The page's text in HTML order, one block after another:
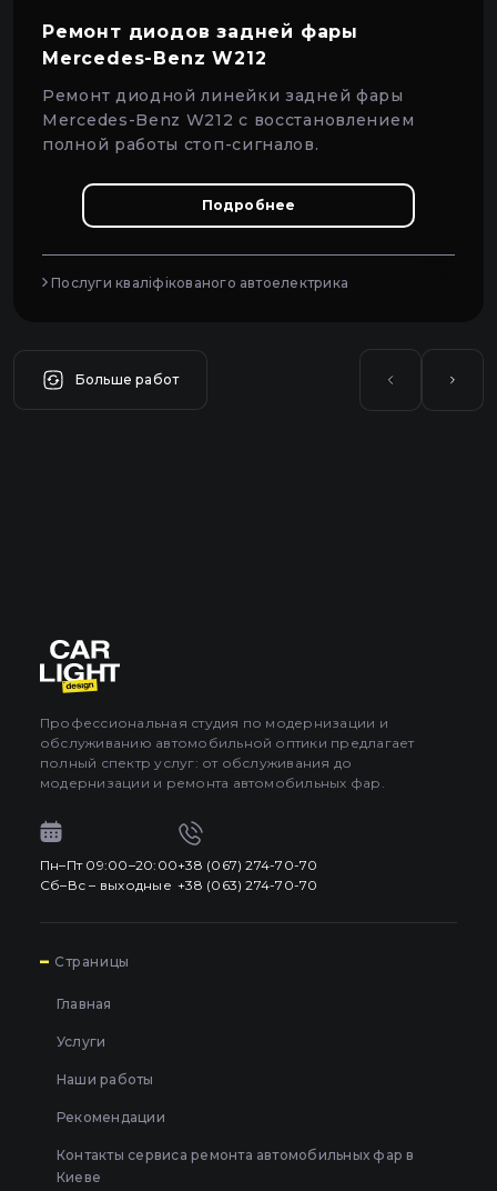
Ремонт диодов задней фары
Mercedes-Benz W212
Ремонт диодной линейки задней фары
Mercedes-Benz W212 с восстановлением
полной работы стоп-сигналов.
Подробнее
Послуги кваліфікованого автоелектрика
Больше работ
Профессиональная студия по модернизации и
обслуживанию автомобильной оптики предлагает
полный спектр услуг: от обслуживания до
модернизации и ремонта автомобильных фар.
Пн–Пт 09:00–20:00
Сб–Вс – выходные
+38 (067) 274-70-70
+38 (063) 274-70-70
Страницы
Главная
Услуги
Наши работы
Рекомендации
Контакты сервиса ремонта автомобильных фар в
Киеве